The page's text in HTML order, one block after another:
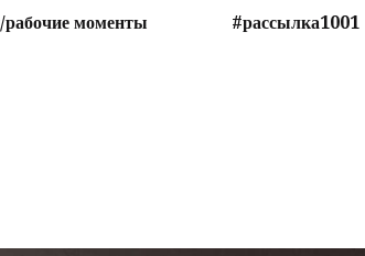
моменты #рассылка1001